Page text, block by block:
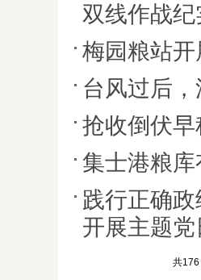
双线作战纪
梅园粮站
台风过后
抢收倒伏
集士港粮
践行正确
开展主题
共176